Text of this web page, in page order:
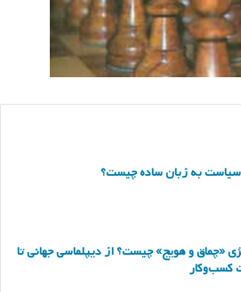
سیاست به زبان ساده چیست؟
«چماق و هویج» چیست؟ از دیپلماسی جهانی تا
کسب‌وکار